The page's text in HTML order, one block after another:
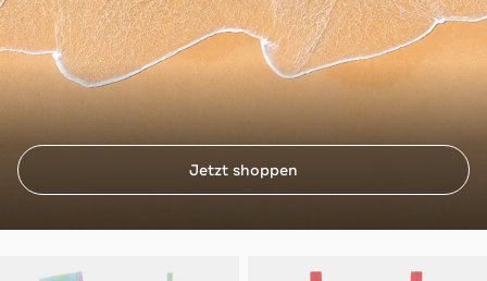
Jetzt shoppen